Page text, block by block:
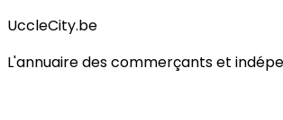
UccleCity.be
L'annuaire des commerçants et